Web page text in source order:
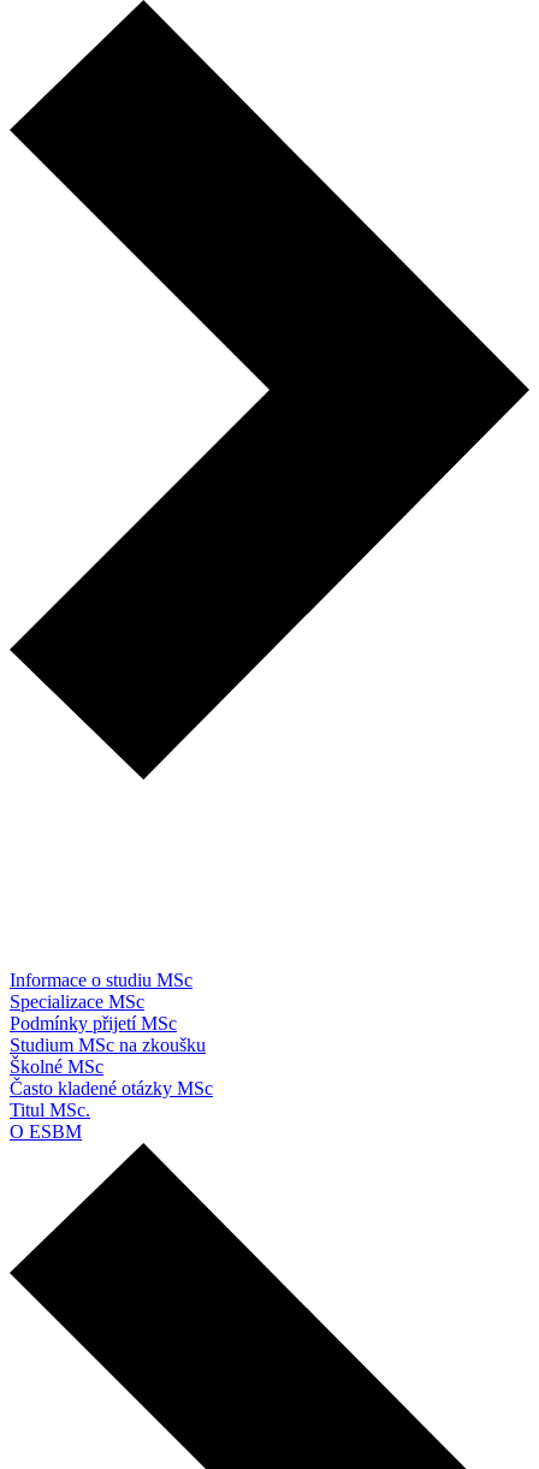
Informace o studiu MSc
Specializace MSc
Podmínky přijetí MSc
Studium MSc na zkoušku
Školné MSc
Často kladené otázky MSc
Titul MSc.
O ESBM